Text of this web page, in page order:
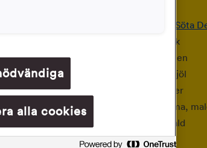
om
KronJäst för Söta
250 g (ca 2,5 dl) kall mjölk
250 g (ca 2,5 dl) kallt vatten
1000 g (ca 16,7 dl) vetemjöl
260 g (ca 4,3 dl) florsocker
9 g (ca 3 tsk) kardemumma,
3 g (ca 1 tsk) ingefära, mald
3 g (ca 1 tsk) kanel, mald
alla cookies